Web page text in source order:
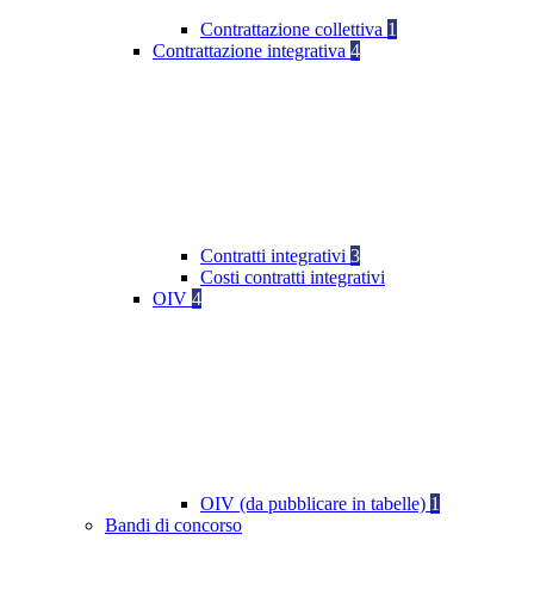
Contrattazione collettiva 1
Contrattazione integrativa 4
Contratti integrativi 3
Costi contratti integrativi
OIV 4
OIV (da pubblicare in tabelle) 1
Bandi di concorso